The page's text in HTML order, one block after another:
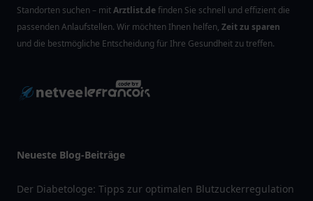
Standorten suchen – mitArztlist.definden Sie schnell und effizient die
passenden Anlaufstellen. Wir möchten Ihnen helfen, Zeit zu sparen
und die bestmögliche Entscheidung für Ihre Gesundheit zu treffen.
Neueste Blog-Beiträge
Der Diabetologe: Tipps zur optimalen Blutzuckerregulation